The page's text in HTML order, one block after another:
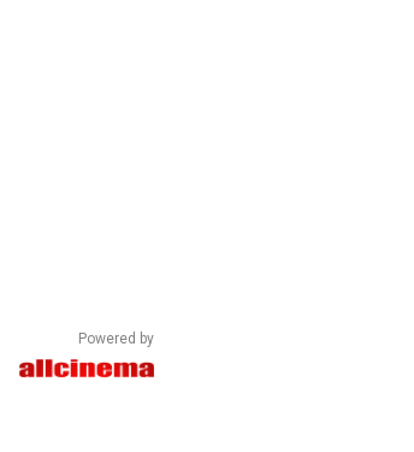
Powered by